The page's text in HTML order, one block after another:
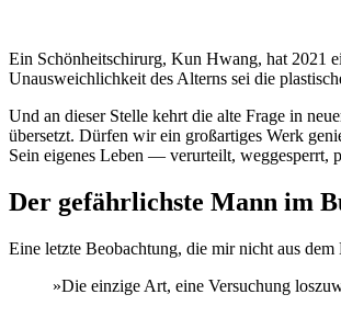
Ein Schönheitschirurg, Kun Hwang, hat 2021
Unausweichlichkeit des Alterns sei die
Und an dieser Stelle kehrt die alte Frage in
übersetzt. Dürfen wir ein großartiges Werk
Sein eigenes Leben — verurteilt, weggesperrt,
Der gefährlichste Mann im
Eine letzte Beobachtung, die mir nicht aus
»Die einzige Art, eine Versuchung